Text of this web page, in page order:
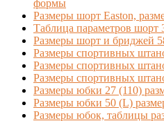
формы
Размеры шорт Easton,
Таблица параметров шорт
Размеры шорт и бриджей
Размеры спортивных
Размеры спортивных
Размеры спортивных
Размеры юбки 27 (110)
Размеры юбки 50 (L)
Размеры юбок, таблицы